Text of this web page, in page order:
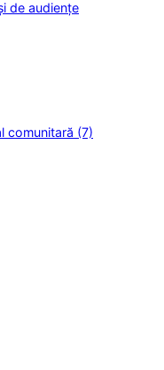
de audiențe
comunitară (7)